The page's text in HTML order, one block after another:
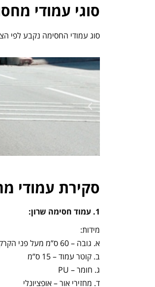
סוגי עמודי
סוג עמודי החסימה נקבע לפי
סקירת עמודי
1. עמוד חסימה שרון:
מידות:
א. גובה – 60 ס”מ מעל פני הקרקע
ב. קוטר עמוד – 15 ס”מ
ג. חומר – PU
ד. מחזירי אור – אופציונלי